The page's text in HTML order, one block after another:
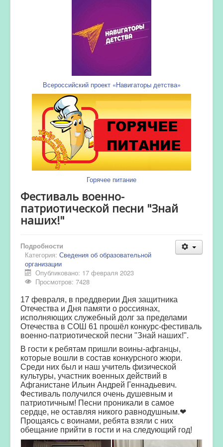
Всероссийский проект «Навигаторы детства»
Горячее питание
Фестиваль военно-
патриотической песни "Знай
наших!"
Подробности
Категория: Сведения об образовательной
организации
Опубликовано: 17 февраля 2023
Просмотров: 7428
17 февраля, в преддверии Дня защитника
Отечества и Дня памяти о россиянах,
исполняющих служебный долг за пределами
Отечества в СОШ 61 прошёл конкурс-фестиваль
военно-патриотической песни "Знай наших!".
В гости к ребятам пришли воины-афганцы,
которые вошли в состав конкурсного жюри.
Среди них был и наш учитель физической
культуры, участник военных действий в
Афганистане Ильин Андрей Геннадьевич.
Фестиваль получился очень душевным и
патриотичным! Песни проникали в самое
сердце, не оставляя никого равнодушным.❤
Прощаясь с воинами, ребята взяли с них
обещание прийти в гости и на следующий год!